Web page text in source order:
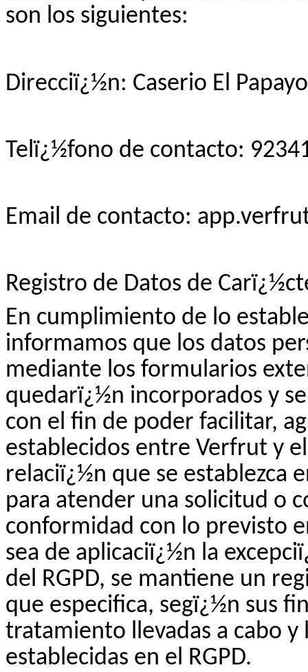
son los siguientes:
Direcciï¿½n: Caserio El Papayo
Telï¿½fono de contacto:
Email de contacto:
Registro de Datos de
En cumplimiento de lo
informamos que los datos
mediante los formularios
quedarï¿½n incorporados y
con el fin de poder facilitar,
establecidos entre Verfrut y
relaciï¿½n que se establezca
para atender una solicitud o
conformidad con lo previsto
sea de aplicaciï¿½n la
del RGPD, se mantiene un
que especifica, segï¿½n sus
tratamiento llevadas a cabo y
establecidas en el RGPD.